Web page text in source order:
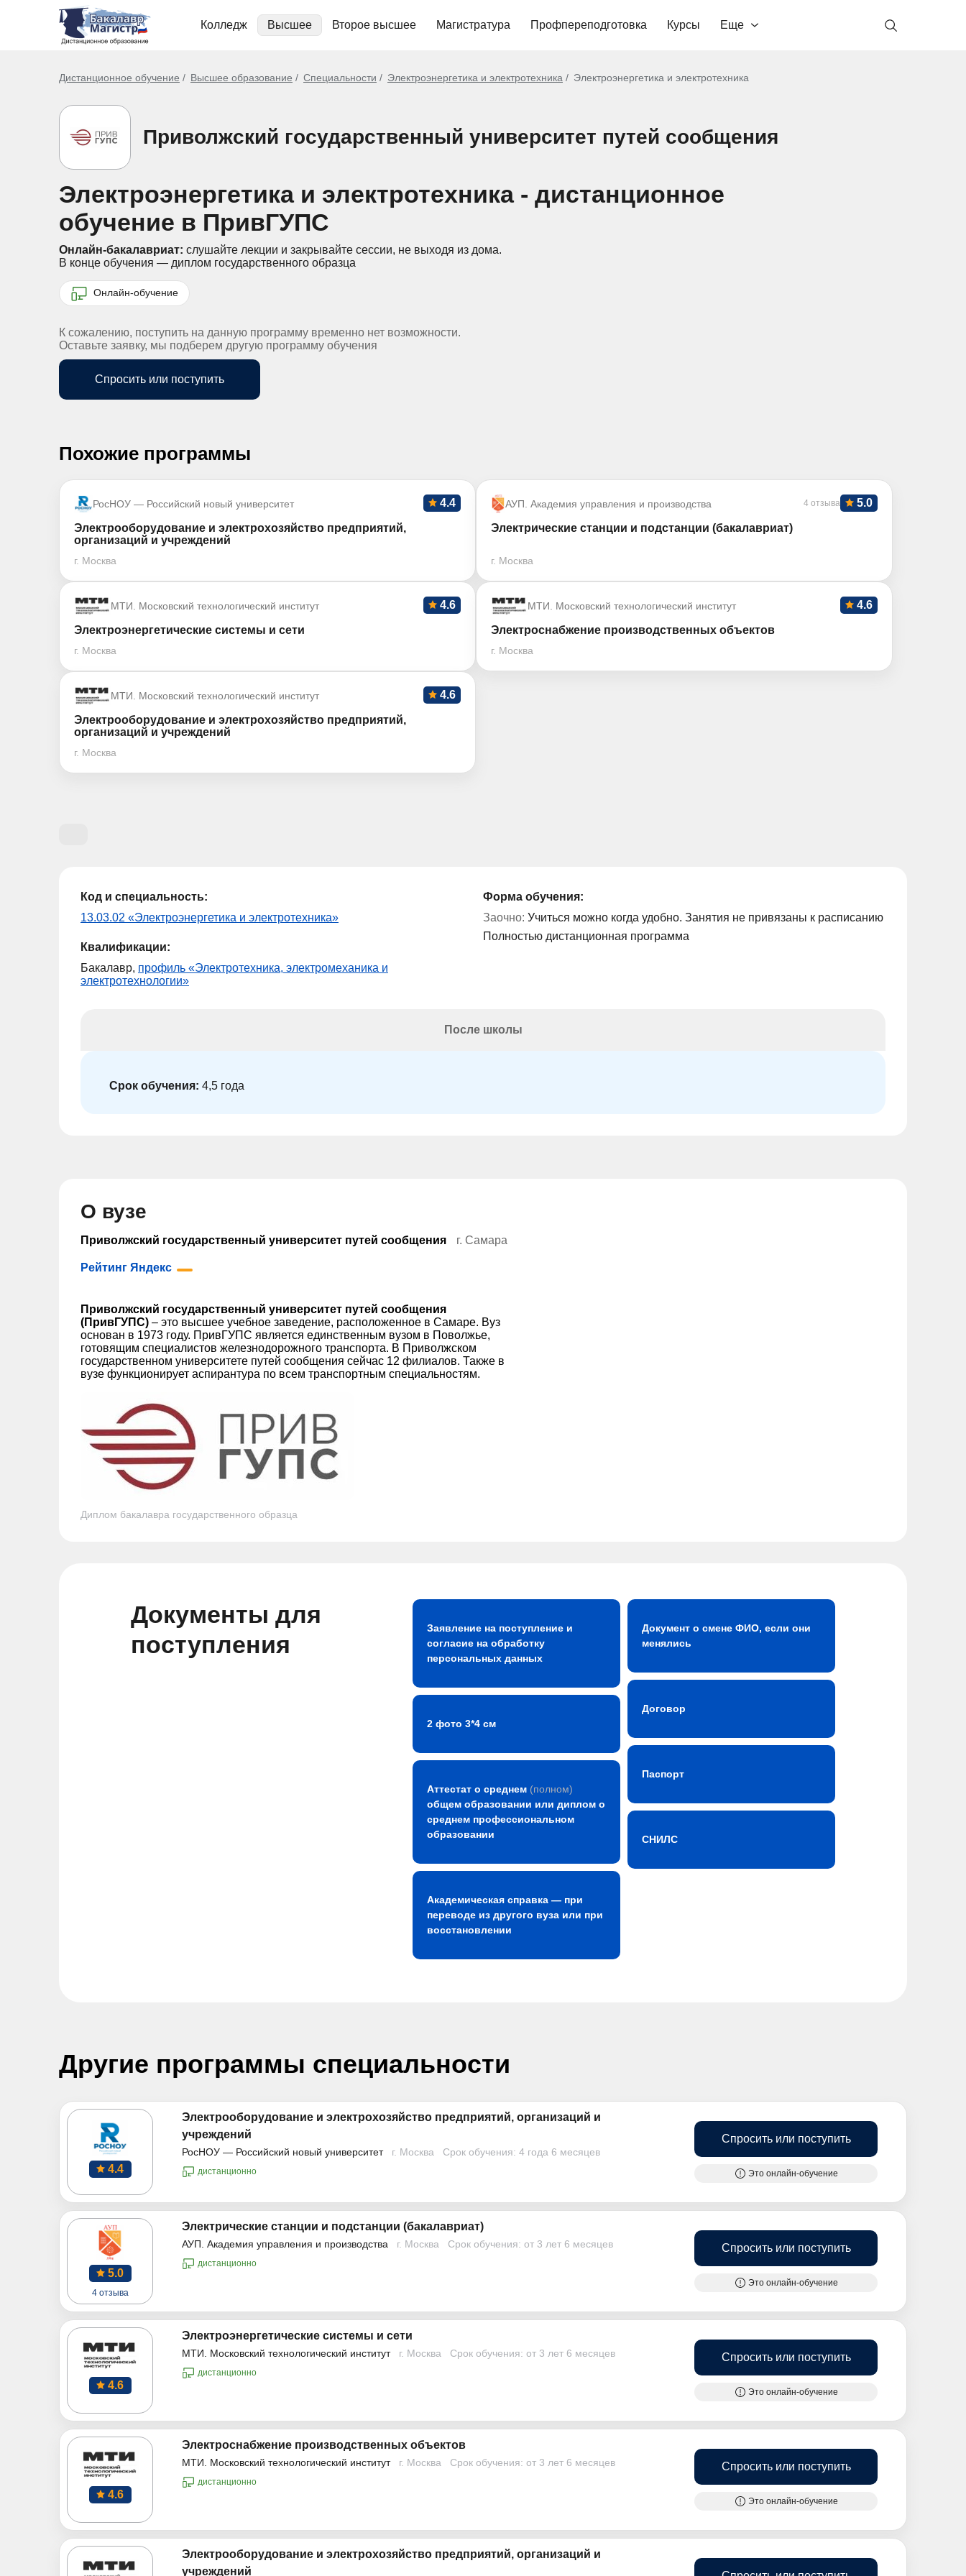
Колледж Высшее Второе высшее Магистратура Профпереподготовка Курсы Еще
Дистанционное обучение Высшее образование Специальности Электроэнергетика и электротехника Электроэнергетика и электротехника
Приволжский государственный университет путей сообщения
Электроэнергетика и электротехника - дистанционное
обучение в ПривГУПС
Онлайн-бакалавриат: слушайте лекции и закрывайте сессии, не выходя из дома.
В конце обучения — диплом государственного образца
Онлайн-обучение
К сожалению, поступить на данную программу временно нет возможности.
Оставьте заявку, мы подберем другую программу обучения
Спросить или поступить
Похожие программы
РосНОУ — Российский новый университет 4.4
Электрооборудование и электрохозяйство предприятий,
организаций и учреждений
г. Москва
АУП. Академия управления и производства 4 отзыва 5.0
Электрические станции и подстанции (бакалавриат)
г. Москва
МТИ. Московский технологический институт 4.6
Электроэнергетические системы и сети
г. Москва
МТИ. Московский технологический институт 4.6
Электроснабжение производственных объектов
г. Москва
МТИ. Московский технологический институт 4.6
Электрооборудование и электрохозяйство предприятий,
организаций и учреждений
г. Москва
Код и специальность:
13.03.02 «Электроэнергетика и электротехника»
Квалификации:
Бакалавр, профиль «Электротехника, электромеханика и
электротехнологии»
Форма обучения:
Заочно: Учиться можно когда удобно. Занятия не привязаны к расписанию
Полностью дистанционная программа
После школы
Срок обучения: 4,5 года
О вузе
Приволжский государственный университет путей сообщения г. Самара
Рейтинг Яндекс
Приволжский государственный университет путей сообщения
(ПривГУПС) – это высшее учебное заведение, расположенное в Самаре. Вуз
основан в 1973 году. ПривГУПС является единственным вузом в Поволжье,
готовящим специалистов железнодорожного транспорта. В Приволжском
государственном университете путей сообщения сейчас 12 филиалов. Также в
вузе функционирует аспирантура по всем транспортным специальностям.
Диплом бакалавра государственного образца
Документы для
поступления
Заявление на поступление и
согласие на обработку
персональных данных
2 фото 3*4 см
Аттестат о среднем (полном)
общем образовании или диплом о
среднем профессиональном
образовании
Академическая справка — при
переводе из другого вуза или при
восстановлении
Документ о смене ФИО, если они
менялись
Договор
Паспорт
СНИЛС
Другие программы специальности
4.4
Электрооборудование и электрохозяйство предприятий, организаций и
учреждений
РосНОУ — Российский новый университет г. Москва Срок обучения: 4 года 6 месяцев
дистанционно
Спросить или поступить
Это онлайн-обучение
5.0
4 отзыва
Электрические станции и подстанции (бакалавриат)
АУП. Академия управления и производства г. Москва Срок обучения: от 3 лет 6 месяцев
дистанционно
Спросить или поступить
Это онлайн-обучение
4.6
Электроэнергетические системы и сети
МТИ. Московский технологический институт г. Москва Срок обучения: от 3 лет 6 месяцев
дистанционно
Спросить или поступить
Это онлайн-обучение
4.6
Электроснабжение производственных объектов
МТИ. Московский технологический институт г. Москва Срок обучения: от 3 лет 6 месяцев
дистанционно
Спросить или поступить
Это онлайн-обучение
Электрооборудование и электрохозяйство предприятий, организаций и
учреждений